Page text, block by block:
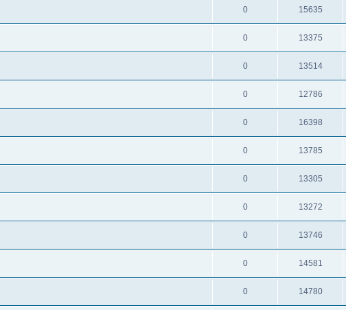
0 15635
0 13375
0 13514
0 12786
0 16398
0 13785
0 13305
0 13272
0 13746
0 14581
0 14780